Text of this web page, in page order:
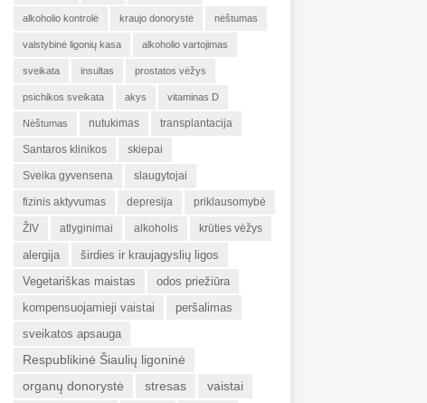
alkoholio kontrolė kraujo donorystė nėštumas
valstybinė ligonių kasa alkoholio vartojimas
sveikata insultas prostatos vėžys
psichikos sveikata akys vitaminas D
Nėštumas nutukimas transplantacija
Santaros klinikos skiepai
Sveika gyvensena slaugytojai
fizinis aktyvumas depresija priklausomybė
ŽIV atlyginimai alkoholis krūties vėžys
alergija
širdies ir kraujagyslių ligos
Vegetariškas maistas
odos priežiūra
kompensuojamieji vaistai
peršalimas
sveikatos apsauga
Respublikinė Šiaulių ligoninė
organų donorystė
stresas vaistai